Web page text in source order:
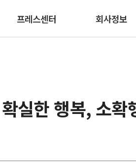
프레스센터 회사정보
실한 행복, 소확